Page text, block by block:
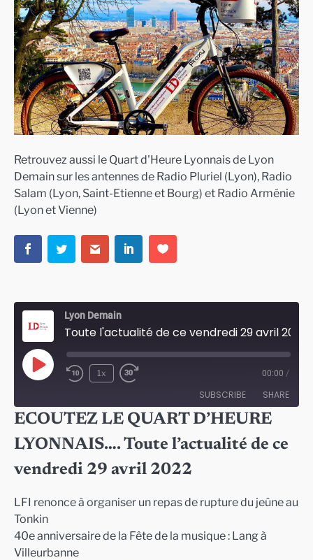
Retrouvez aussi le Quart d'Heure Lyonnais de Lyon
Demain sur les antennes de Radio Pluriel (Lyon), Radio
Salam (Lyon, Saint-Etienne et Bourg) et Radio Arménie
(Lyon et Vienne)
Lyon Demain
Play
1x 00:00 /
SUBSCRIBE SHARE
RSS FEED
SHARE
LINK
ECOUTEZ LE QUART D’HEURE
LYONNAIS…. Toute l’actualité de ce
vendredi 29 avril 2022
LFI renonce à organiser un repas de rupture du jeûne au
Tonkin
40e anniversaire de la Fête de la musique : Lang à
Villeurbanne